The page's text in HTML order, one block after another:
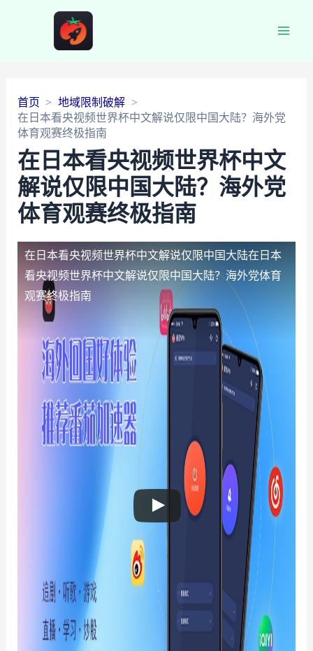
首页
地域限制破解
在日本看央视频世界杯中文解说仅限中国大陆？海外党
体育观赛终极指南
在日本看央视频世界杯中文
解说仅限中国大陆？海外党
体育观赛终极指南
在日本看央视频世界杯中文解说仅限中国大陆在日本
看央视频世界杯中文解说仅限中国大陆？海外党体育
观赛终极指南